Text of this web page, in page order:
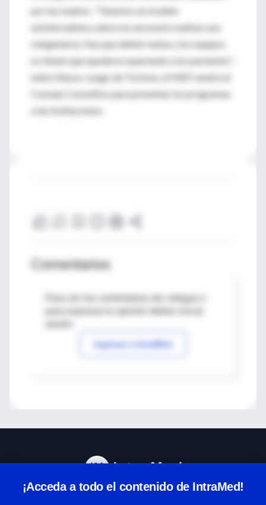
por las madres. "Tenemos un modelo
asistencialista y ahora es necesario realizar una
reingeniería. Hay que definir metas y los equipos
no tienen que quedarse esperando a los pacientes",
indicó Basso. Luego de Turismo, el MSP reunirá al
Consejo Consultivo para presentar los programas
a las instituciones.
Comentarios
Para ver los comentarios de colegas o
Ingresar a IntraMed
¡Acceda a todo el contenido de IntraMed!